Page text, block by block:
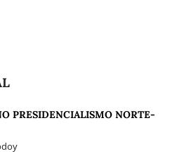
PRESIDENCIALISMO NORTE-